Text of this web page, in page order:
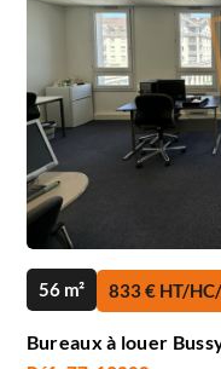
56 m² 833 € HT/
Bureaux à louer